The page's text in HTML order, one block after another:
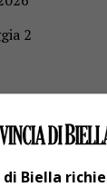
2
di Biella